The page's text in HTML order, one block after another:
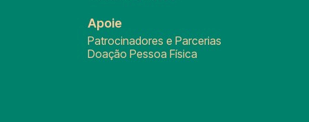
Apoie
Patrocinadores e Parcerias
Doação Pessoa Física